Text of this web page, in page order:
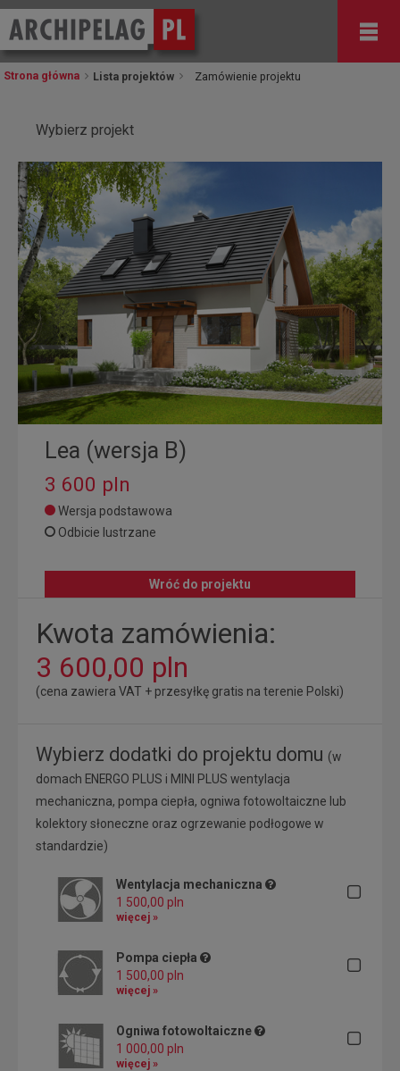
Strona główna Lista projektów Zamówienie projektu
Wybierz projekt
Lea (wersja B)
3 600 pln
Wersja podstawowa
Odbicie lustrzane
Wróć do projektu
Kwota zamówienia:
3 600,00 pln
(cena zawiera VAT + przesyłkę gratis na terenie Polski)
Wybierz dodatki do projektu domu (w
domach ENERGO PLUS i MINI PLUS wentylacja
mechaniczna, pompa ciepła, ogniwa fotowoltaiczne lub
kolektory słoneczne oraz ogrzewanie podłogowe w
standardzie)
Wentylacja mechaniczna
1 500,00 pln
więcej »
Pompa ciepła
1 500,00 pln
więcej »
Ogniwa fotowoltaiczne
1 000,00 pln
więcej »